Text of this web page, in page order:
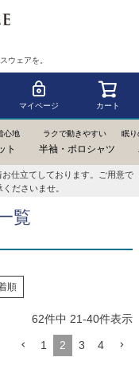
ウェアを。
マイページ カート
心地
ト
ラクで動きやすい
半袖・ポロシャツ
眠り
仕立てしております。ご用意で
ださいませ。
覧
順
62件中 21-40件表示
1 2 3 4